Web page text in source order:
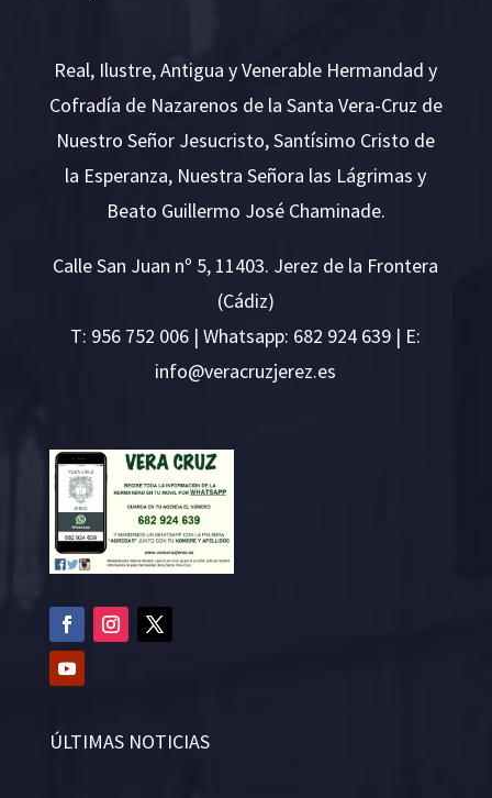
Real, Ilustre, Antigua y Venerable Hermandad y
Cofradía de Nazarenos de la Santa Vera-Cruz de
Nuestro Señor Jesucristo, Santísimo Cristo de
la Esperanza, Nuestra Señora las Lágrimas y
Beato Guillermo José Chaminade.
Calle San Juan nº 5, 11403. Jerez de la Frontera
(Cádiz)
T: 956 752 006 | Whatsapp: 682 924 639 | E:
se.ze
rejzu
rcare
v@ofn
i
ÚLTIMAS NOTICIAS